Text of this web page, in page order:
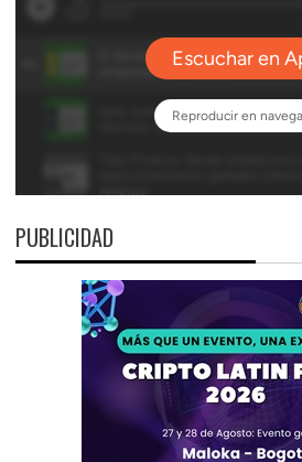
PUBLICIDAD